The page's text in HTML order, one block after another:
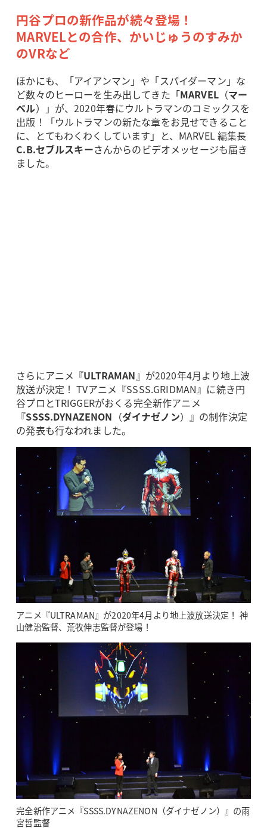
円谷プロの新作品が続々登場！
MARVELとの合作、かいじゅうのすみか
のVRなど
ほかにも、「アイアンマン」や「スパイダーマン」な
ど数々のヒーローを生み出してきた「MARVEL（マー
ベル）」が、2020年春にウルトラマンのコミックスを
出版！「ウルトラマンの新たな章をお見せできること
に、とてもわくわくしています」と、MARVEL 編集長
C.B.セブルスキーさんからのビデオメッセージも届き
ました。
さらにアニメ『ULTRAMAN』が2020年4月より地上波
放送が決定！ TVアニメ『SSSS.GRIDMAN』に続き円
谷プロとTRIGGERがおくる完全新作アニメ
『SSSS.DYNAZENON （ダイナゼノン）』の制作決定
の発表も行なわれました。
アニメ『ULTRAMAN』が2020年4月より地上波放送決定！ 神
山健治監督、荒牧伸志監督が登場！
完全新作アニメ『SSSS.DYNAZENON（ダイナゼノン）』の雨
宮哲監督